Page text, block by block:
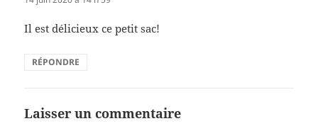
Il est délicieux ce petit sac!
RÉPONDRE
Laisser un commentaire